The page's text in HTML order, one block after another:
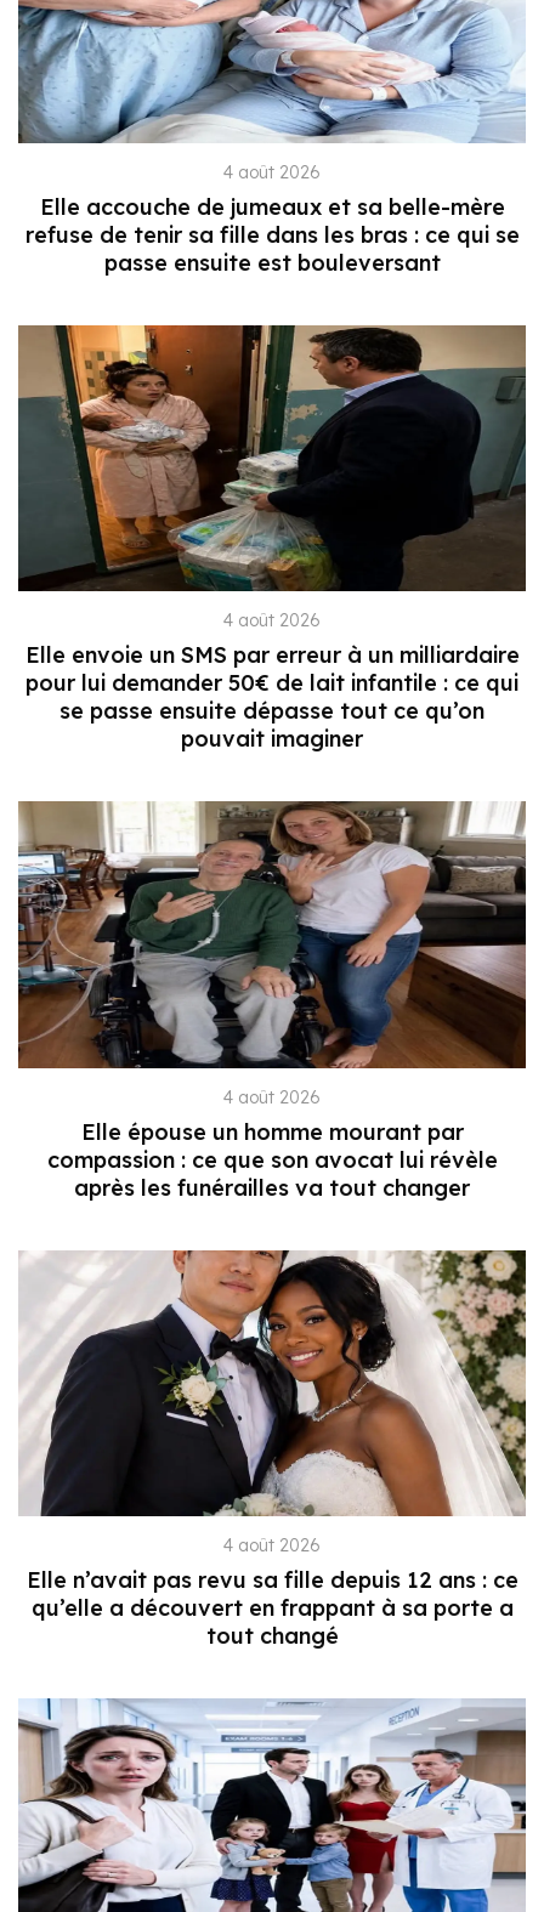
4 août 2026
Elle accouche de jumeaux et sa belle-mère
refuse de tenir sa fille dans les bras : ce qui se
passe ensuite est bouleversant
4 août 2026
Elle envoie un SMS par erreur à un milliardaire
pour lui demander 50€ de lait infantile : ce qui
se passe ensuite dépasse tout ce qu’on
pouvait imaginer
4 août 2026
Elle épouse un homme mourant par
compassion : ce que son avocat lui révèle
après les funérailles va tout changer
4 août 2026
Elle n’avait pas revu sa fille depuis 12 ans : ce
qu’elle a découvert en frappant à sa porte a
tout changé